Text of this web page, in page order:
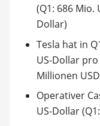
(Q1: 686 Mio.
Dollar)
Tesla hat in
US-Dollar
Millionen
Operativer
US-Dollar